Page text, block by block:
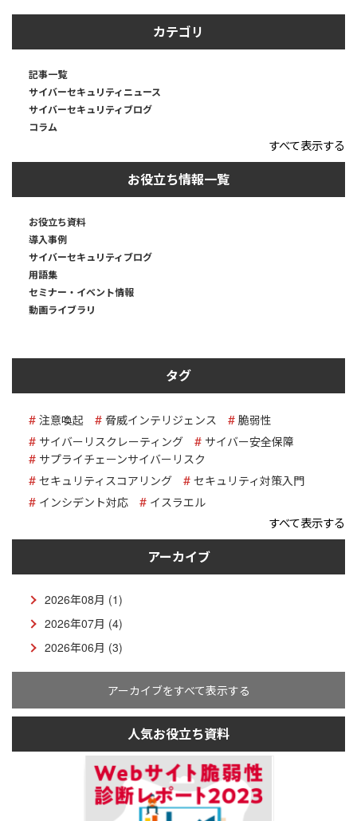
カテゴリ
記事一覧
サイバーセキュリティニュース
サイバーセキュリティブログ
コラム
すべて表示する
お役立ち情報一覧
お役立ち資料
導入事例
サイバーセキュリティブログ
用語集
セミナー・イベント情報
動画ライブラリ
タグ
注意喚起 脅威インテリジェンス
脆弱性
サイバーリスクレーティング
サイバー安全保障
サプライチェーンサイバーリスク
セキュリティスコアリング
セキュリティ対策入門
インシデント対応
イスラエル
すべて表示する
アーカイブ
2026年08月 (1)
2026年07月 (4)
2026年06月 (3)
アーカイブをすべて表示する
人気お役立ち資料